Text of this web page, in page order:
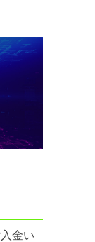
金い